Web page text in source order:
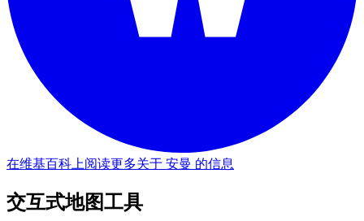
在维基百科上阅读更多关于 安曼 的信息
交互式地图工具